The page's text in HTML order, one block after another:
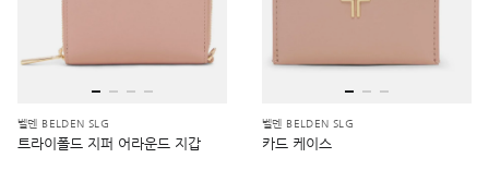
벨덴 BELDEN SLG
트라이폴드 지퍼 어라운드 지갑
벨덴 BELDEN SLG
카드 케이스